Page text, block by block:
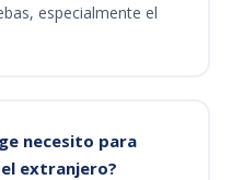
especialmente el
necesito para
extranjero?